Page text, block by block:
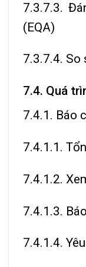
7.3.7.3.
(EQA)
7.3.7.4. So
7.4. Quá
7.4.1. Báo
7.4.1.1.
7.4.1.2.
7.4.1.3.
7.4.1.4.